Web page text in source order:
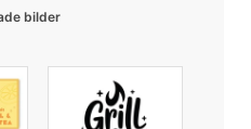
bilder